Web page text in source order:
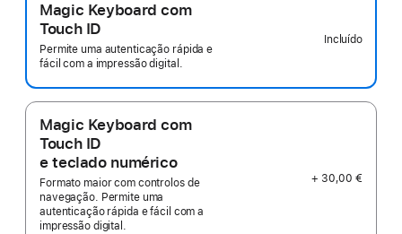
Magic Keyboard com
Touch ID
Permite uma autenticação rápida e
fácil com a impressão digital.
Incluído
Magic Keyboard com
Touch ID
e teclado numérico
Formato maior com controlos de
navegação. Permite uma
autenticação rápida e fácil com a
impressão digital.
+ 30,00 €